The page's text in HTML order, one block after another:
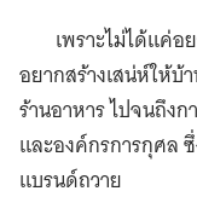
เพราะไม่ได้แค่อ
อยากสร้างเสน่ห์ให้บ้
ร้านอาหาร ไปจนถึง
และองค์กรการกุศล
แบรนด์ถวาย